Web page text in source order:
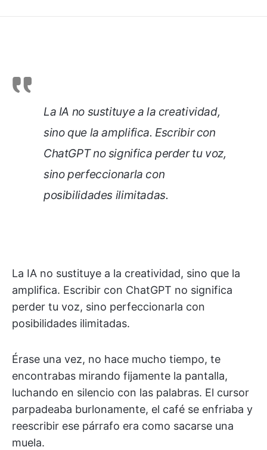
La IA no sustituye a la creatividad,
sino que la amplifica. Escribir con
ChatGPT no significa perder tu voz,
sino perfeccionarla con
posibilidades ilimitadas.
La IA no sustituye a la creatividad, sino que la
amplifica. Escribir con ChatGPT no significa
perder tu voz, sino perfeccionarla con
posibilidades ilimitadas.
Érase una vez, no hace mucho tiempo, te
encontrabas mirando fijamente la pantalla,
luchando en silencio con las palabras. El cursor
parpadeaba burlonamente, el café se enfriaba y
reescribir ese párrafo era como sacarse una
muela.